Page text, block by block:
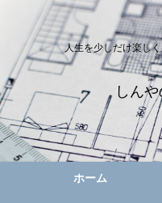
人生を少しだけ楽し
しん
ホーム